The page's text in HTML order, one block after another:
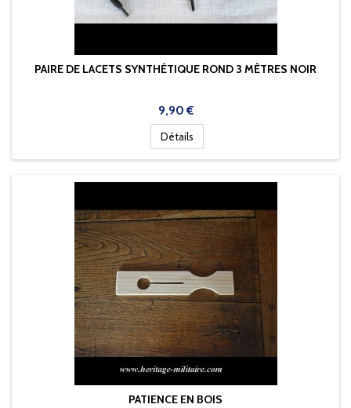
PAIRE DE LACETS SYNTHÉTIQUE ROND 3 MÈTRES NOIR
Prix
9,90 €
Détails
PATIENCE EN BOIS